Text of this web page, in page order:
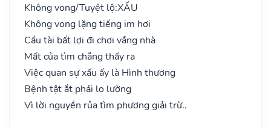
Không vong/Tuyệt lộ:XẤU
Không vong lặng tiếng im hơi
Cầu tài bất lợi đi chơi vắng nhà
Mất của tìm chẳng thấy ra
Việc quan sự xấu ấy là Hình thương
Bệnh tật ắt phải lo lường
Vì lời nguyền rủa tìm phương giải trừ..